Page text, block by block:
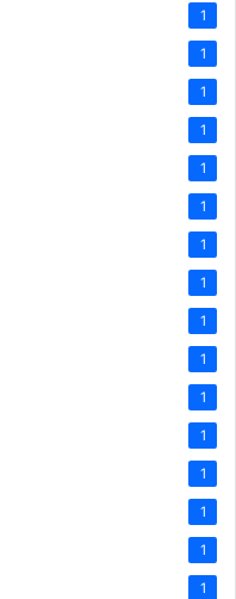
1
1
1
1
1
1
1
1
1
1
1
1
1
1
1
1